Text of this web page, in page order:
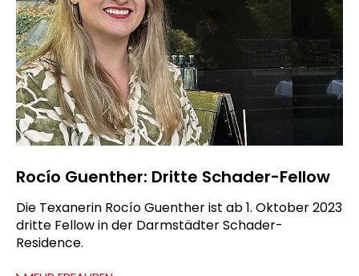
Rocío Guenther: Dritte Schader-Fellow
Die Texanerin Rocío Guenther ist ab 1. Oktober 2023
dritte Fellow in der Darmstädter Schader-
Residence.